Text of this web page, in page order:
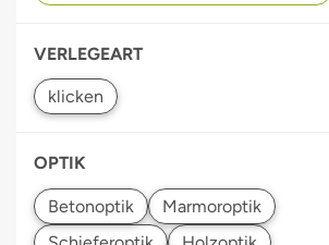
VERLEGEART
OPTIK